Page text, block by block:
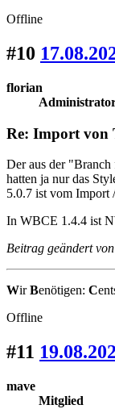
Offline
#10
florian
Re: Import von
Der aus der
hatten ja nur das
5.0.7 ist vom Import
In WBCE 1.4.4 ist
Beitrag geändert
WirBenötigen: C
Offline
#11
mave
Mitglied